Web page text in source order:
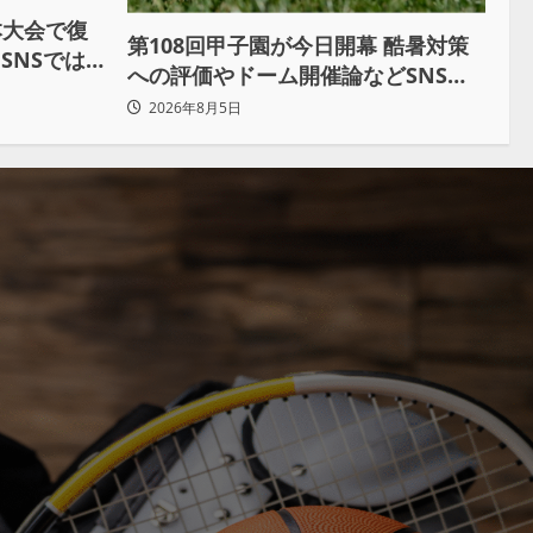
会で復
では
第108回甲子園が今日開幕 酷暑対策
への評価やドーム開催論などSNSで
議論も
2026年8月5日